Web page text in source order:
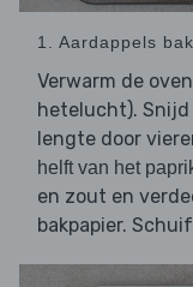
1. Aardappels
Verwarm de
hetelucht). Snijd
lengte door
helft van het
en zout en
bakpapier.